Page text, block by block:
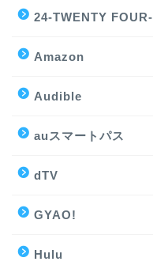
24-TWENTY FOUR-
Amazon
Audible
auスマートパス
dTV
GYAO!
Hulu